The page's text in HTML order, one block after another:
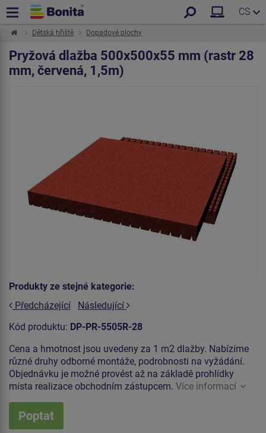
CS
Dětská hřiště Dopadové plochy
Pryžová dlažba 500x500x55 mm (rastr 28
mm, červená, 1,5m)
Produkty ze stejné kategorie:
Předcházející
Následující
Kód produktu: DP-PR-5505R-28
Cena a hmotnost jsou uvedeny za 1 m2 dlažby. Nabízíme
různé druhy odborné montáže, podrobnosti na vyžádání.
Objednávku je možné provést až na základě prohlídky
místa realizace obchodním zástupcem. Více informací
Poptat